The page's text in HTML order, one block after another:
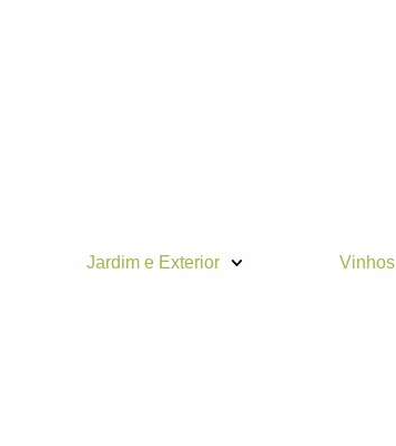
Jardim e Exterior Vinhos